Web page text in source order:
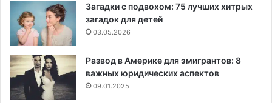
Загадки с подвохом: 75 лучших хитрых
загадок для детей
03.05.2026
Развод в Америке для эмигрантов: 8
важных юридических аспектов
09.01.2025